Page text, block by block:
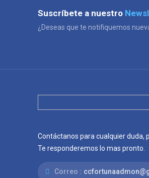
Suscríbete a nuestro
¿Deseas que te notifiquemos
Contáctanos para cualquier duda,
Te responderemos lo mas pronto.
Correo :